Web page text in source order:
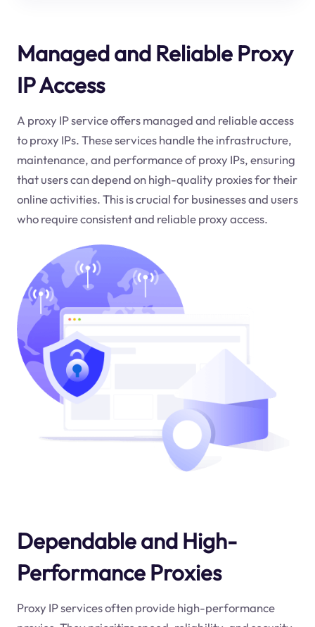
Managed and Reliable Proxy
IP Access
A proxy IP service offers managed and reliable access
to proxy IPs. These services handle the infrastructure,
maintenance, and performance of proxy IPs, ensuring
that users can depend on high-quality proxies for their
online activities. This is crucial for businesses and users
who require consistent and reliable proxy access.
Dependable and High-
Performance Proxies
Proxy IP services often provide high-performance